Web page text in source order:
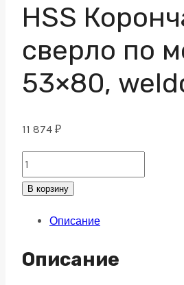
HSS
сверло по
53×80,
11 874 ₽
HSS
Корончатое
В корзину
Описание
Описание